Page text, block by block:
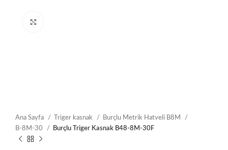
Ana Sayfa Triger kasnak
Burçlu Metrik Hatveli B8M
B-8M-30
Burçlu Triger Kasnak B48-8M-30F